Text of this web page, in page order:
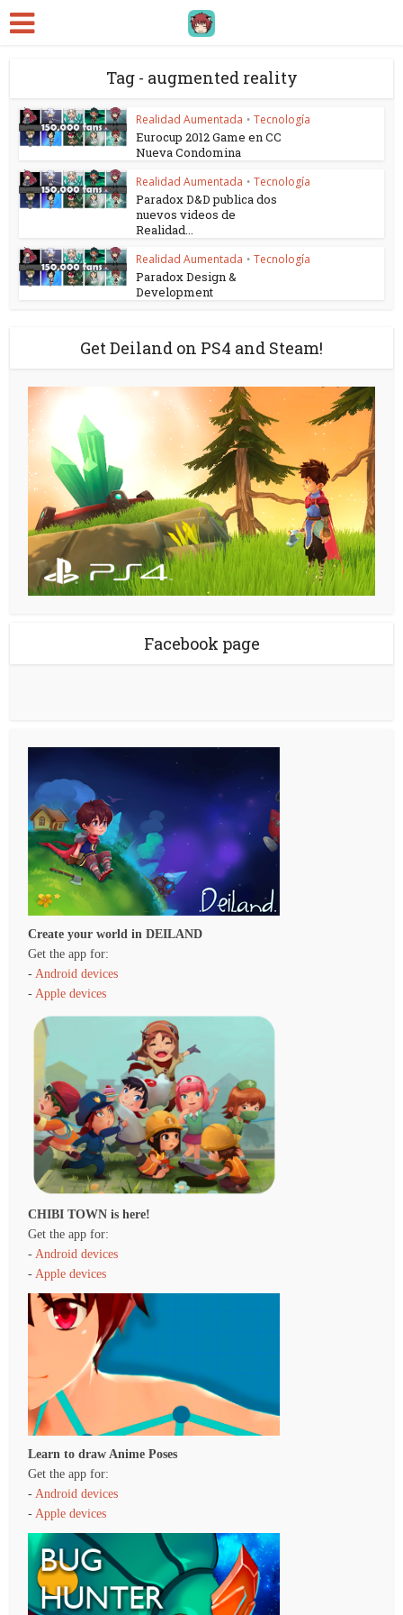
Tag - augmented reality
Realidad Aumentada • Tecnología
Eurocup 2012 Game en CC
Nueva Condomina
Realidad Aumentada • Tecnología
Paradox D&D publica dos
nuevos videos de
Realidad...
Realidad Aumentada • Tecnología
Paradox Design &
Development
Get Deiland on PS4 and Steam!
Facebook page
Create your world in DEILAND
Get the app for:
-Android devices
-Apple devices
CHIBI TOWN is here!
Get the app for:
-Android devices
-Apple devices
Learn to draw Anime Poses
Get the app for:
- Android devices
- Apple devices